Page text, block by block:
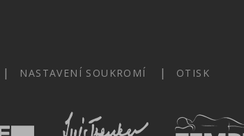
NASTAVENÍ SOUKROMÍ OTISK